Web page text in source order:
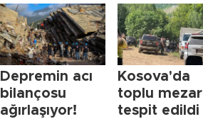
Depremin acı
bilançosu
ağırlaşıyor!
Kosova'da
toplu mezar
tespit edildi